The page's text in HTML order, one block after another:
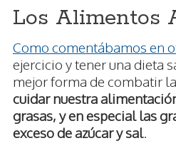
Los Alimentos
Como comentábamos en
ejercicio y tener una dieta
mejor forma de combatir
cuidar nuestra
grasas, y en especial las
exceso de azúcar y sal.